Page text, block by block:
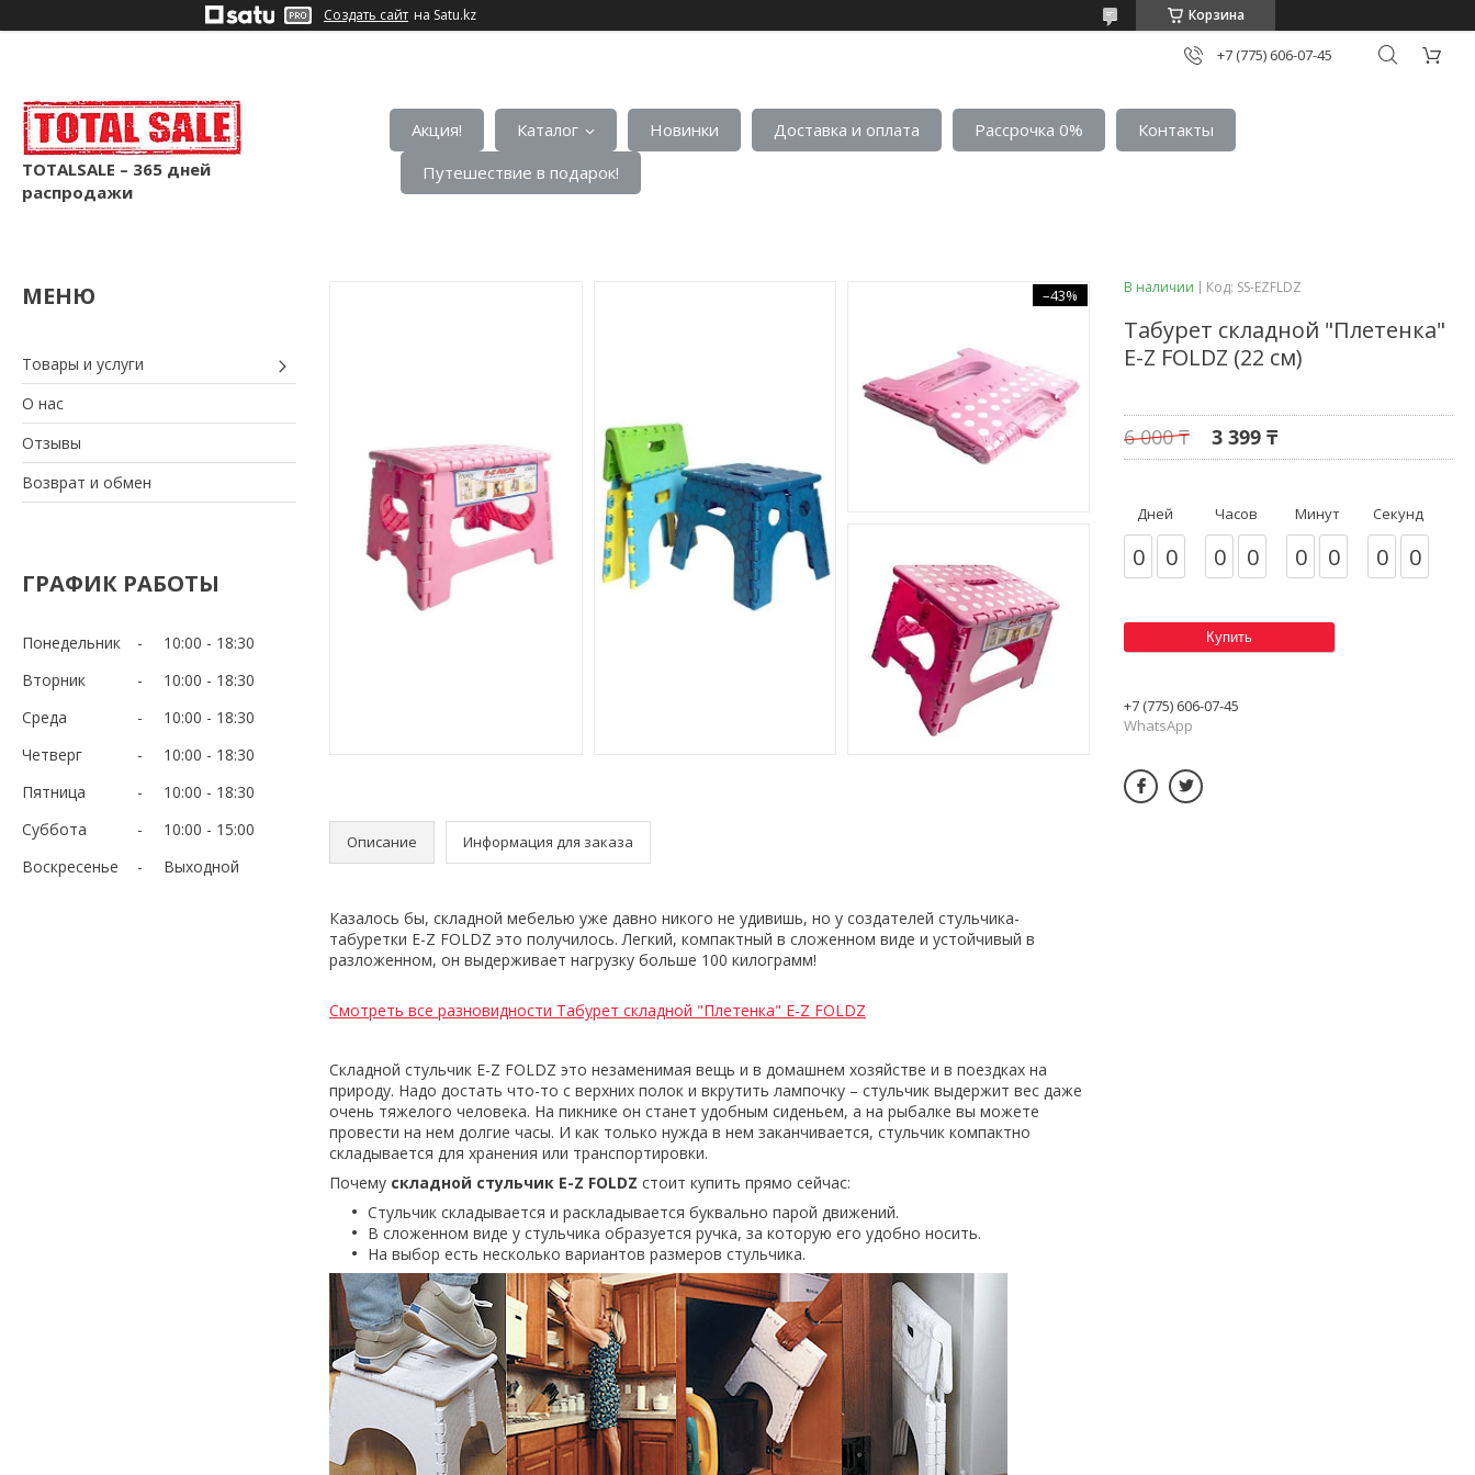
Создать сайт на Satu.kz Корзина
+7 (775) 606-07-45
TOTALSALE – 365 дней
распродажи
Акция! Каталог Новинки Доставка и оплата Рассрочка 0%
Контакты
Путешествие в подарок!
Товары и услуги
О нас
Отзывы
Возврат и обмен
ГРАФИК РАБОТЫ
Понедельник 10:00
18:30
Вторник
10:00
18:30
Среда
10:00
18:30
Четверг
10:00
18:30
Пятница
10:00
18:30
Суббота
10:00
15:00
Воскресенье
Выходной
–43%
Описание Информация для заказа
Казалось бы, складной мебелью уже давно никого не удивишь, но у создателей стульчика-
табуретки E-Z FOLDZ это получилось. Легкий, компактный в сложенном виде и устойчивый в
разложенном, он выдерживает нагрузку больше 100 килограмм!
Смотреть все разновидности Табурет складной "Плетенка" E-Z FOLDZ
Складной стульчик E-Z FOLDZ это незаменимая вещь и в домашнем хозяйстве и в поездках на
природу. Надо достать что-то с верхних полок и вкрутить лампочку – стульчик выдержит вес даже
очень тяжелого человека. На пикнике он станет удобным сиденьем, а на рыбалке вы можете
провести на нем долгие часы. И как только нужда в нем заканчивается, стульчик компактно
складывается для хранения или транспортировки.
Почему складной стульчик E-Z FOLDZ стоит купить прямо сейчас:
Стульчик складывается и раскладывается буквально парой движений.
В сложенном виде у стульчика образуется ручка, за которую его удобно носить.
На выбор есть несколько вариантов размеров стульчика.
В наличии Код: SS-EZFLDZ
Табурет складной "Плетенка"
E-Z FOLDZ (22 см)
6 000 ₸ 3 399 ₸
Дней
0 0
Часов
0 0
Минут
0 0
Секунд
0 0
Купить
+7 (775) 606-07-45
WhatsApp